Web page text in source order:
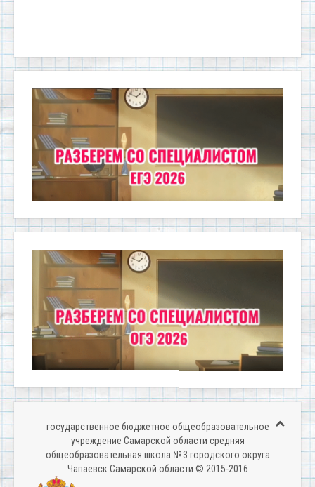
государственное бюджетное общеобразовательное
учреждение Самарской области средняя
общеобразовательная школа № 3 городского округа
Чапаевск Самарской области © 2015-2016